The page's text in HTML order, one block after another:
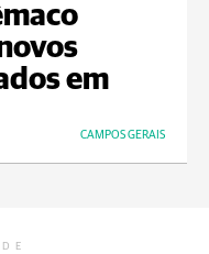
em
CAMPOS GERAIS